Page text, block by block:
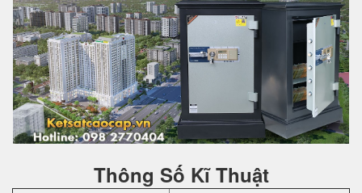
Thông Số Kĩ Thuật